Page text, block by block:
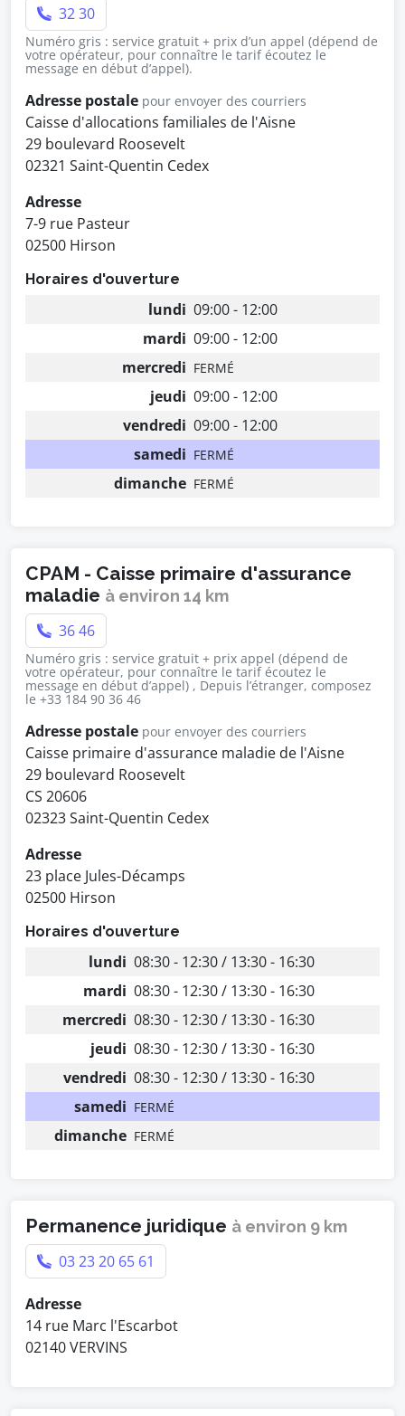
32 30
Numéro gris : service gratuit + prix d’un appel (dépend de
votre opérateur, pour connaître le tarif écoutez le
message en début d’appel).
Adresse postale pour envoyer des courriers
Caisse d'allocations familiales de l'Aisne
29 boulevard Roosevelt
02321 Saint-Quentin Cedex
Adresse
7-9 rue Pasteur
02500 Hirson
Horaires d'ouverture
lundi 09:00 - 12:00
mardi 09:00 - 12:00
mercredi FERMÉ
jeudi 09:00 - 12:00
vendredi 09:00 - 12:00
samedi FERMÉ
dimanche FERMÉ
CPAM - Caisse primaire d'assurance
maladie à environ 14 km
36 46
Numéro gris : service gratuit + prix appel (dépend de
votre opérateur, pour connaître le tarif écoutez le
message en début d’appel) , Depuis l’étranger, composez
le +33 184 90 36 46
Adresse postale pour envoyer des courriers
Caisse primaire d'assurance maladie de l'Aisne
29 boulevard Roosevelt
CS 20606
02323 Saint-Quentin Cedex
Adresse
23 place Jules-Décamps
02500 Hirson
Horaires d'ouverture
lundi 08:30 - 12:30 / 13:30 - 16:30
mardi 08:30 - 12:30 / 13:30 - 16:30
mercredi 08:30 - 12:30 / 13:30 - 16:30
jeudi 08:30 - 12:30 / 13:30 - 16:30
vendredi 08:30 - 12:30 / 13:30 - 16:30
samedi FERMÉ
dimanche FERMÉ
Permanence juridique à environ 9 km
03 23 20 65 61
Adresse
14 rue Marc l'Escarbot
02140 VERVINS